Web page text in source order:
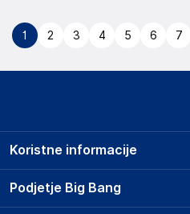
1 2 3 4 5 6 7
Podjetje Big Bang
Koristne informacije
Prodajna mesta